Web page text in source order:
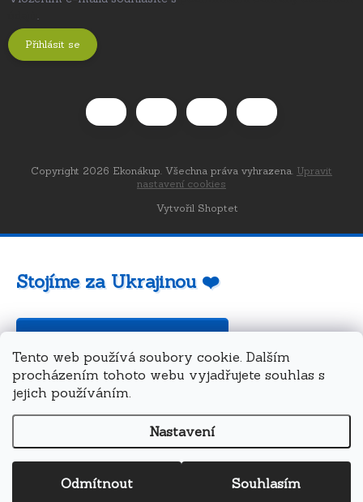
Tento web používá soubory cookie. Dalším
procházením tohoto webu vyjadřujete souhlas s
jejich používáním.
Nastavení
Odmítnout Souhlasím
Přihlásit se
Vytvořil Shoptet
Copyright 2026 Ekonákup . Všechna práva vyhrazena. Upravit
nastavení cookies
Stojíme za Ukrajinou ❤️